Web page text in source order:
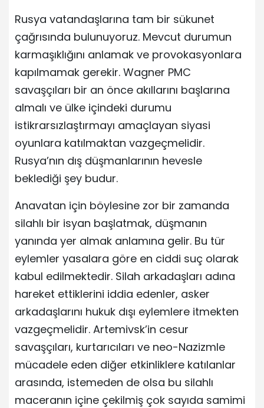
Rusya vatandaşlarına tam bir sükunet
çağrısında bulunuyoruz. Mevcut durumun
karmaşıklığını anlamak ve provokasyonlara
kapılmamak gerekir. Wagner PMC
savaşçıları bir an önce akıllarını başlarına
almalı ve ülke içindeki durumu
istikrarsızlaştırmayı amaçlayan siyasi
oyunlara katılmaktan vazgeçmelidir.
Rusya’nın dış düşmanlarının hevesle
beklediği şey budur.
Anavatan için böylesine zor bir zamanda
silahlı bir isyan başlatmak, düşmanın
yanında yer almak anlamına gelir. Bu tür
eylemler yasalara göre en ciddi suç olarak
kabul edilmektedir. Silah arkadaşları adına
hareket ettiklerini iddia edenler, asker
arkadaşlarını hukuk dışı eylemlere itmekten
vazgeçmelidir. Artemivsk’in cesur
savaşçıları, kurtarıcıları ve neo-Nazizmle
mücadele eden diğer etkinliklere katılanlar
arasında, istemeden de olsa bu silahlı
maceranın içine çekilmiş çok sayıda samimi